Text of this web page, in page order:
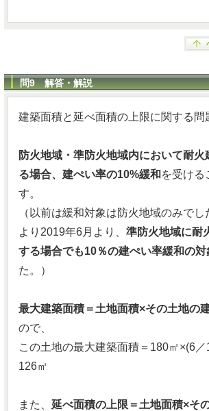
問9 解答・解説
建築面積と延べ面積の上限に関する問
防火地域・準防火地域内において耐
る場合、建ぺい率の10%緩和 を受ける
す。
（以前は緩和対象は防火地域のみで
より2019年6月より、 準防火地域に耐
する場合でも10％の建ぺい率緩和の対
た。）
最大建築面積＝土地面積×その土地の
ので、
この土地の最大建築面積＝180㎡×(6／
126㎡
また、 延べ面積の上限＝土地面積×そ